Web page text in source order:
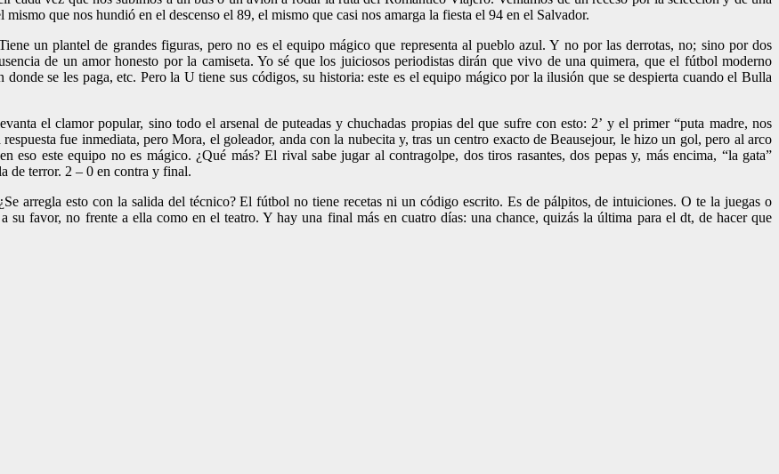
que nos hundió en el descenso el 89, el mismo que casi nos amarga la fiesta el 94 en el Salvador.
un plantel de grandes figuras, pero no es el equipo mágico que representa al pueblo azul. Y no por las derrotas, no; sino por dos
de un amor honesto por la camiseta. Yo sé que los juiciosos periodistas dirán que vivo de una quimera, que el fútbol moderno
se les paga, etc. Pero la U tiene sus códigos, su historia: este es el equipo mágico por la ilusión que se despierta cuando el Bulla
el clamor popular, sino todo el arsenal de puteadas y chuchadas propias del que sufre con esto: 2’ y el primer “puta madre, nos
fue inmediata, pero Mora, el goleador, anda con la nubecita y, tras un centro exacto de Beausejour, le hizo un gol, pero al arco
este equipo no es mágico. ¿Qué más? El rival sabe jugar al contragolpe, dos tiros rasantes, dos pepas y, más encima, “la gata”
de terror. 2 – 0 en contra y final.
arregla esto con la salida del técnico? El fútbol no tiene recetas ni un código escrito. Es de pálpitos, de intuiciones. O te la juegas o
su favor, no frente a ella como en el teatro. Y hay una final más en cuatro días: una chance, quizás la última para el dt, de hacer que